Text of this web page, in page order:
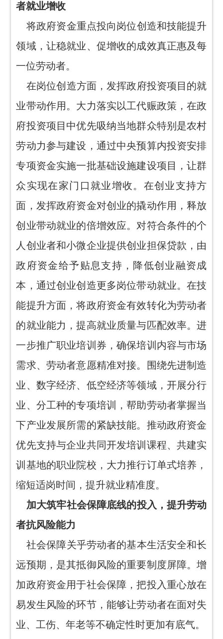
者就业增收
将政府资金重点投向岗位创造和技能提升
领域，让稳就业、促增收的成效真正惠及每
一位劳动者。
在岗位创造方面，发挥政府投资项目的就
业带动作用。大力落实以工代赈政策，在政
府投资项目中优先吸纳当地群众特别是农村
劳动力参与建设，通过中央预算内投资安排
专项资金实施一批基础设施建设项目，让群
众实现在家门口就业增收。在创业支持方
面，发挥政府资金对创业的撬动作用，释放
创业带动就业的倍增效应。对符合条件的个
人创业者和小微企业提供创业担保贷款，由
政府资金给予贴息支持，降低创业融资成
本，通过创业创造更多岗位带动就业。在技
能提升方面，将政府资金有效转化为劳动者
的就业能力，提高就业质量与匹配效率。进
一步推广职业培训券，确保培训内容与市场
需求、劳动者意愿精准对接。围绕先进制造
业、数字经济、低空经济等领域，开展分行
业、分工种的专项培训，帮助劳动者掌握当
下产业发展所需的紧缺技能。推动政府资金
优先支持与企业共同开发培训课程、共建实
训基地的职业院校，大力推行订单式培养，
缩短适岗时间，提升就业精准度。
加大筑牢社会保障底线的投入，提升劳动
者抗风险能力
社会保障关乎劳动者的基本生活安全和长
远预期，是其抵御风险的重要制度屏障。增
加政府资金用于社会保障，把投入重心放在
易发生风险的环节，能够让劳动者在面对失
业、工伤、年老等不确定性时更加有底气。